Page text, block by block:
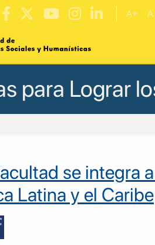
A+ A
para Lograr
se integra
Latina y el Caribe